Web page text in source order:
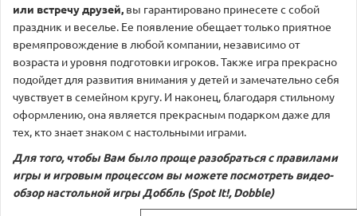
или встречу друзей, вы гарантировано принесете с собой
праздник и веселье. Ее появление обещает только приятное
времяпровождение в любой компании, независимо от
возраста и уровня подготовки игроков. Также игра прекрасно
подойдет для развития внимания у детей и замечательно себя
чувствует в семейном кругу. И наконец, благодаря стильному
оформлению, она является прекрасным подарком даже для
тех, кто знает знаком с настольными играми.
Для того, чтобы Вам было проще разобраться с правилами
игры и игровым процессом вы можете посмотреть видео-
обзор настольной игрыДоббль (Spot It!, Dobble)